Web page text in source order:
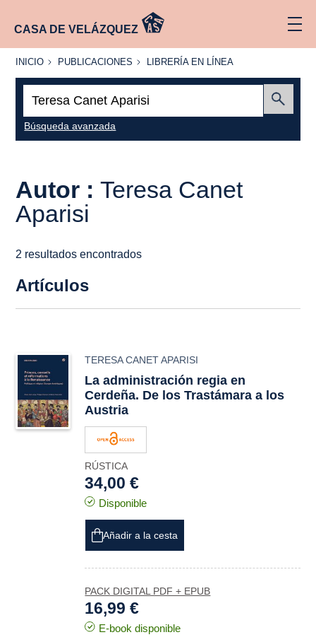
CASA DE VELÁZQUEZ
INICIO
INICIO PUBLICACIONES
PUBLICACIONES
LIBRERÍA
LÍNEA
LIBRERÍA EN LÍNEA
Búsqueda avanzada
Autor :Teresa Canet
Aparisi
2 resultados encontrados
Artículos
TERESA CANET APARISI
La administración regia en
Cerdeña. De los Trastámara a los
Austria
RÚSTICA
34,00 €
Disponible
Añadir a la cesta
PACK DIGITAL PDF + EPUB
16,99 €
E-book disponible